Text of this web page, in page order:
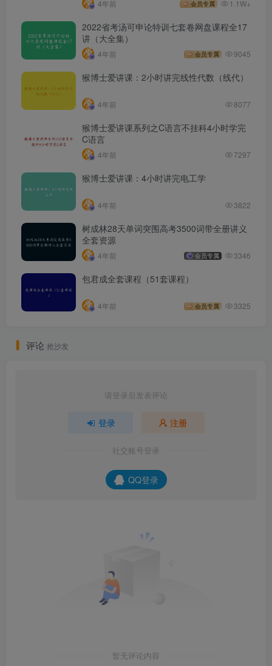
4年前 会员专属 1.1W+
2022省考汤可申论特训七套卷网盘课程全17
讲（大全集）
4年前 会员专属 9045
猴博士爱讲课：2小时讲完线性代数（线代）
4年前 8077
猴博士爱讲课系列之C语言不挂科4小时学完
C语言
4年前 7297
猴博士爱讲课：4小时讲完电工学
4年前 3822
树成林28天单词突围高考3500词带全册讲义
全套资源
4年前 会员专属 3346
包君成全套课程（51套课程）
4年前 会员专属 3325
评论 抢沙发
请登录后发表评论
登录 注册
社交账号登录
QQ登录
暂无评论内容